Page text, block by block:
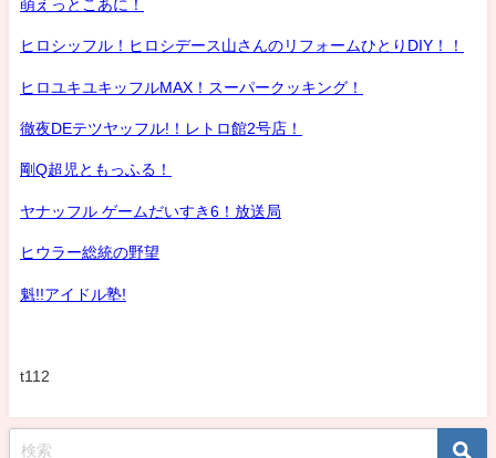
萌えっとこあに！
ヒロシッフル！ヒロシデース山さんのリフォームひとりDIY！！
ヒロユキユキッフルMAX！スーパークッキング！
徹夜DEテツヤッフル!！レトロ館2号店！
剛Q超児ともっふる！
ヤナッフル ゲームだいすき6！放送局
ヒウラー総統の野望
魁!!アイドル塾!
t112